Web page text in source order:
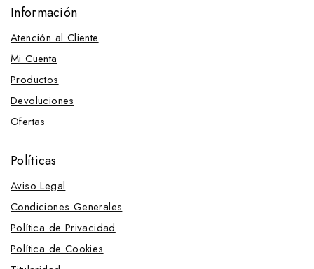
Información
Atención al Cliente
Mi Cuenta
Productos
Devoluciones
Ofertas
Políticas
Aviso Legal
Condiciones Generales
Política de Privacidad
Política de Cookies